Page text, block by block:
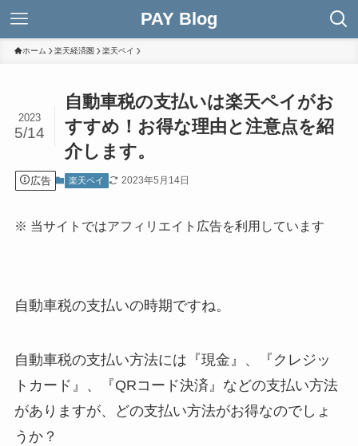
PAY Blog
ホーム 楽天経済圏 楽天ペイ
自動車税の支払いは楽天ペイがお
すすめ！お得な理由と注意点を紹
介します。
2023
5/14
広告 楽天ペイ 2023年5月14日
※ 当サイトではアフィリエイト広告を利用しています
自動車税の支払いの時期ですね。
自動車税の支払い方法には『現金』、『クレジッ
トカード』、『QRコード決済』などの支払い方法
がありますが、どの支払い方法がお得なのでしょ
うか？